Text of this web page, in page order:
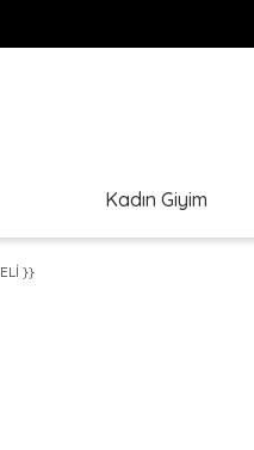
Kadın Giyim